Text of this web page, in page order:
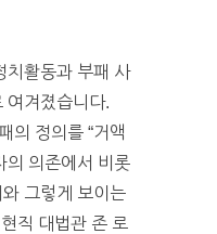
치활동과 부패 사
여겨졌습니다.
의 정의를 “거액
의 의존에서 비롯
그렇게 보이는
직 대법관 존 로